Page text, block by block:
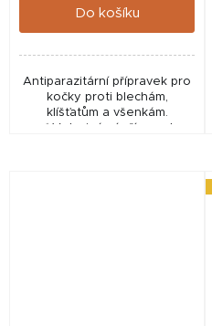
Do košíku
Antiparazitární přípravek pro
kočky proti blechám,
klíšťatům a všenkám.